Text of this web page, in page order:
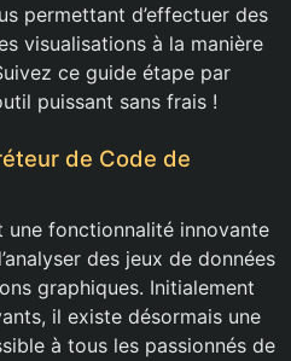
permettant d’effectuer des
visualisations à la manière
ce guide étape par
puissant sans frais !
de Code de
une fonctionnalité innovante
des jeux de données
graphiques. Initialement
il existe désormais une
à tous les passionnés de